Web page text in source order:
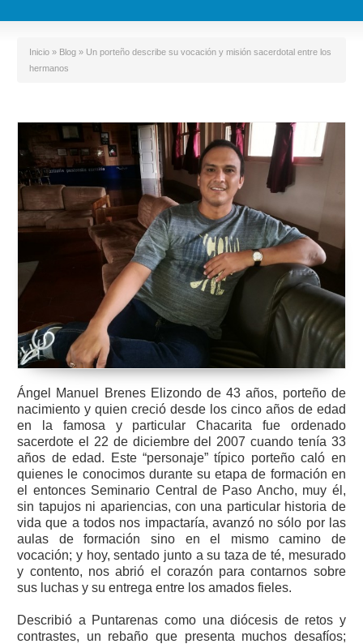
Inicio » Blog » Un porteño describe su vocación y misión sacerdotal entre los
hermanos
Ángel Manuel Brenes Elizondo de 43 años, porteño de
nacimiento y quien creció desde los cinco años de edad
en la famosa y particular Chacarita fue ordenado
sacerdote el 22 de diciembre del 2007 cuando tenía 33
años de edad. Este “personaje” típico porteño caló en
quienes le conocimos durante su etapa de formación en
el entonces Seminario Central de Paso Ancho, muy él,
sin tapujos ni apariencias, con una particular historia de
vida que a todos nos impactaría, avanzó no sólo por las
aulas de formación sino en el mismo camino de
vocación; y hoy, sentado junto a su taza de té, mesurado
y contento, nos abrió el corazón para contarnos sobre
sus luchas y su entrega entre los amados fieles.
Describió a Puntarenas como una diócesis de retos y
contrastes, un rebaño que presenta muchos desafíos;